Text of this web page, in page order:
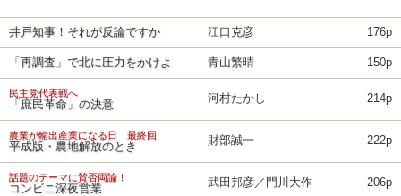
井戸知事！それが反論ですか 江口克彦 176p
「再調査」で北に圧力をかけよ 青山繁晴 150p
民主党代表戦へ
「庶民革命」の決意 河村たかし 214p
農業が輸出産業になる日 最終回
平成版・農地解放のとき 財部誠一 222p
話題のテーマに賛否両論！
コンビニ深夜営業 武田邦彦／門川大作 206p